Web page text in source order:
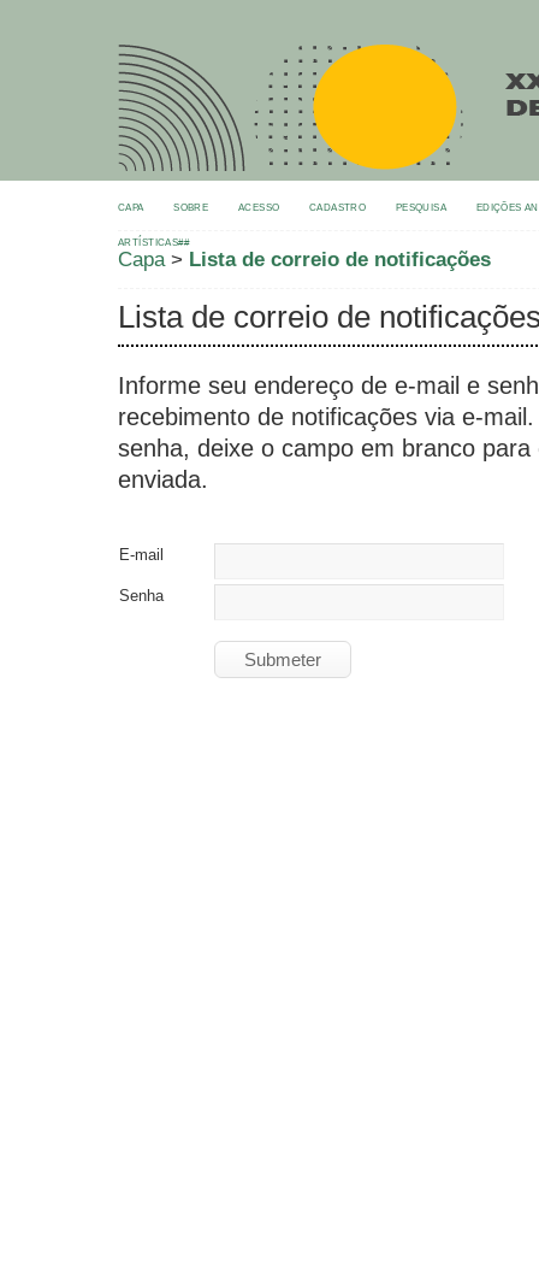
CAPA SOBRE ACESSO CADASTRO PESQUISA EDIÇÕES
ARTÍSTICAS##
Capa> Lista de correio de notificações
Lista de correio de
Informe seu endereço de e-mail e
recebimento de notificações via e-
senha, deixe o campo em branco
enviada.
E-mail
Senha